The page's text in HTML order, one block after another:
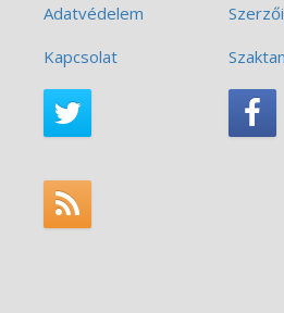
Adatvédelem
Kapcsolat